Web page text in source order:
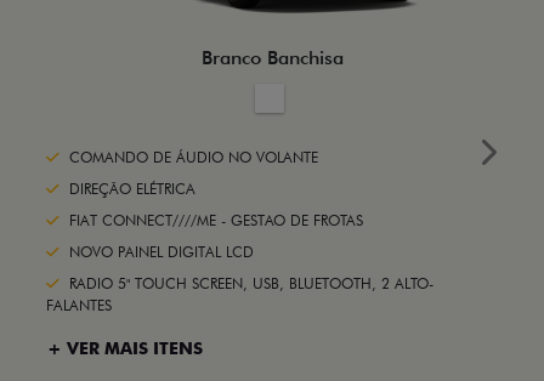
Branco Banchisa
COMANDO DE ÁUDIO NO VOLANTE
DIREÇÃO ELÉTRICA
FIAT CONNECT////ME - GESTAO DE FROTAS
NOVO PAINEL DIGITAL LCD
RADIO 5" TOUCH SCREEN, USB, BLUETOOTH, 2 ALTO-
FALANTES
+ VER MAIS ITENS
Next